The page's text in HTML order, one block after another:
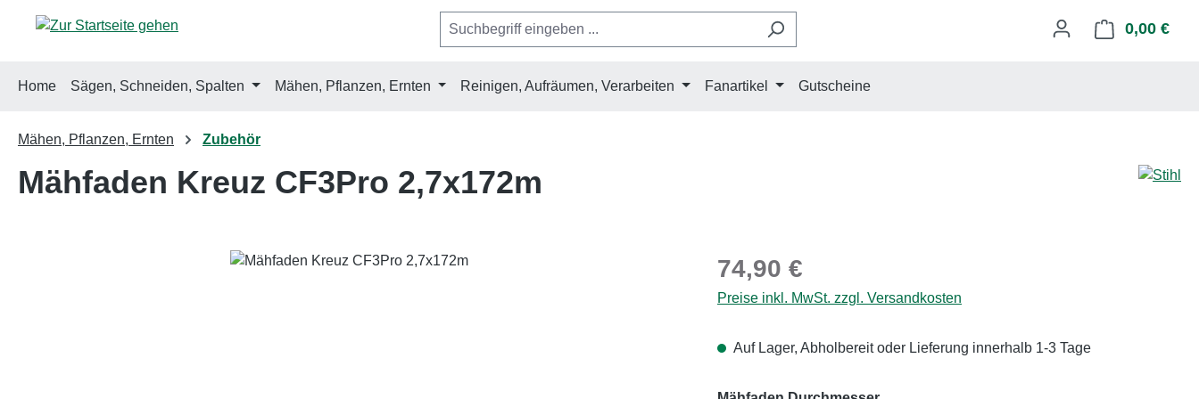
Hauptinhalt springen
Zur Suche springen
Zur Hauptnavigation springen 0,00 €
Home Sägen, Schneiden, Spalten Mähen, Pflanzen, Ernten Reinigen, Aufräumen, Verarbeiten Fanartikel Gutscheine
Mähen, Pflanzen, Ernten Zubehör
Mähfaden Kreuz CF3Pro 2,7x172m
Regulärer Preis:
74,90 €
Preise inkl. MwSt. zzgl. Versandkosten
Auf Lager, Abholbereit oder Lieferung innerhalb 1-3 Tage